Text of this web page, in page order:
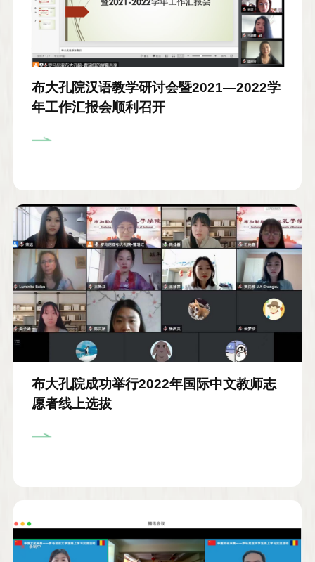
布大孔院汉语教学研讨会暨2021—2022学
年工作汇报会顺利召开
布大孔院成功举行2022年国际中文教师志
愿者线上选拔